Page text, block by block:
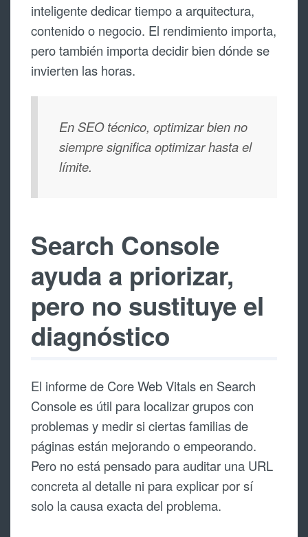
inteligente dedicar tiempo a arquitectura,
contenido o negocio. El rendimiento importa,
pero también importa decidir bien dónde se
invierten las horas.
En SEO técnico, optimizar bien no
siempre significa optimizar hasta el
límite.
Search Console
ayuda a priorizar,
pero no sustituye el
diagnóstico
El informe de Core Web Vitals en Search
Console es útil para localizar grupos con
problemas y medir si ciertas familias de
páginas están mejorando o empeorando.
Pero no está pensado para auditar una URL
concreta al detalle ni para explicar por sí
solo la causa exacta del problema.